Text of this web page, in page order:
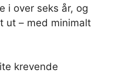
i over seks år, og
ut – med minimalt
krevende